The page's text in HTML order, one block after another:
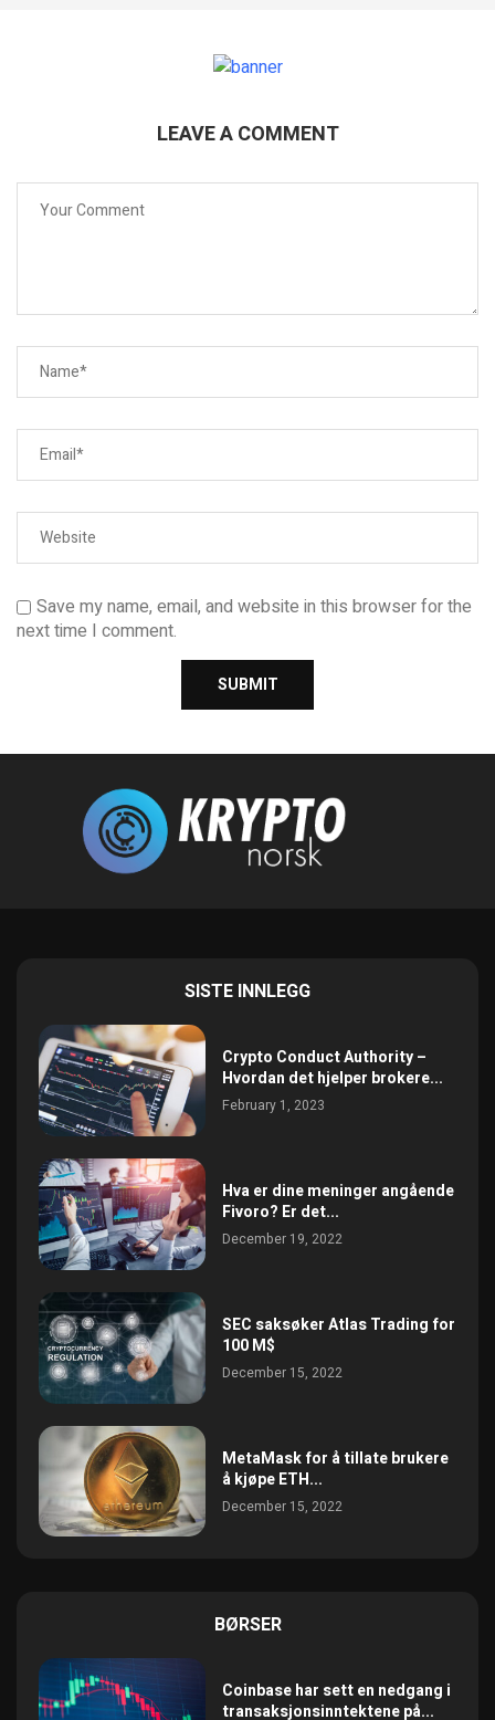
LEAVE A COMMENT
Save my name, email, and website in this browser for the
next time I comment.
SISTE INNLEGG
Crypto Conduct Authority –
Hvordan det hjelper brokere...
February 1, 2023
Hva er dine meninger angående
Fivoro? Er det...
December 19, 2022
SEC saksøker Atlas Trading for
100 M$
December 15, 2022
MetaMask for å tillate brukere
å kjøpe ETH...
December 15, 2022
BØRSER
Coinbase har sett en nedgang i
transaksjonsinntektene på...